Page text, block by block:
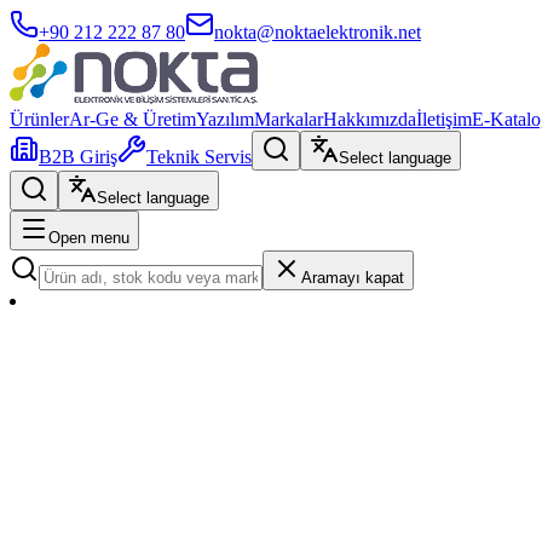
+90 212 222 87 80 nokta@noktaelektronik.net
ÜrünlerAr-Ge & ÜretimYazılımMarkalarHakkımızdaİletişimE-
B2B Giriş
Teknik Servis Select language
Select language
Open menu
Aramayı kapat